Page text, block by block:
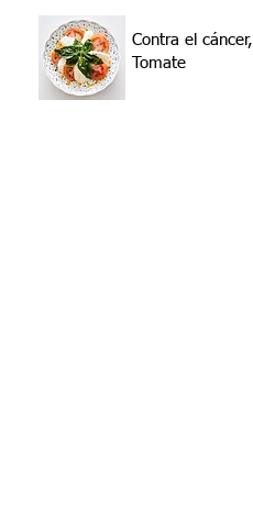
Contra el cáncer,
Tomate